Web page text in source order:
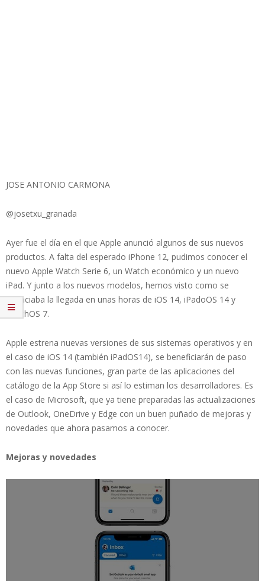
JOSE ANTONIO CARMONA
@josetxu_granada
Ayer fue el día en el que Apple anunció algunos de sus nuevos
productos. A falta del esperado iPhone 12, pudimos conocer el
nuevo Apple Watch Serie 6, un Watch económico y un nuevo
iPad. Y junto a los nuevos modelos, hemos visto como se
anunciaba la llegada en unas horas de iOS 14, iPadoOS 14 y
watchOS 7.
Apple estrena nuevas versiones de sus sistemas operativos y en
el caso de iOS 14 (también iPadOS14), se beneficiarán de paso
con las nuevas funciones, gran parte de las aplicaciones del
catálogo de la App Store si así lo estiman los desarrolladores. Es
el caso de Microsoft, que ya tiene preparadas las actualizaciones
de Outlook, OneDrive y Edge con un buen puñado de mejoras y
novedades que ahora pasamos a conocer.
Mejoras y novedades